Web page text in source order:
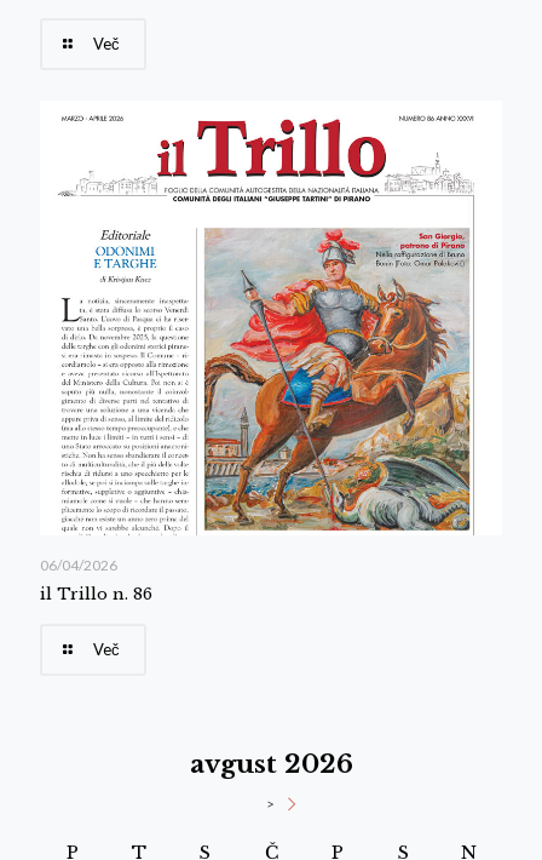
Več
06/04/2026
il Trillo n. 86
Več
avgust 2026
>
P T S Č P S N